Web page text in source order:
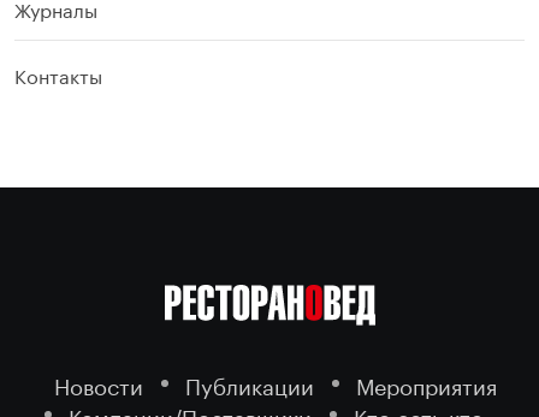
Журналы
Контакты
Новости Публикации
Мероприятия